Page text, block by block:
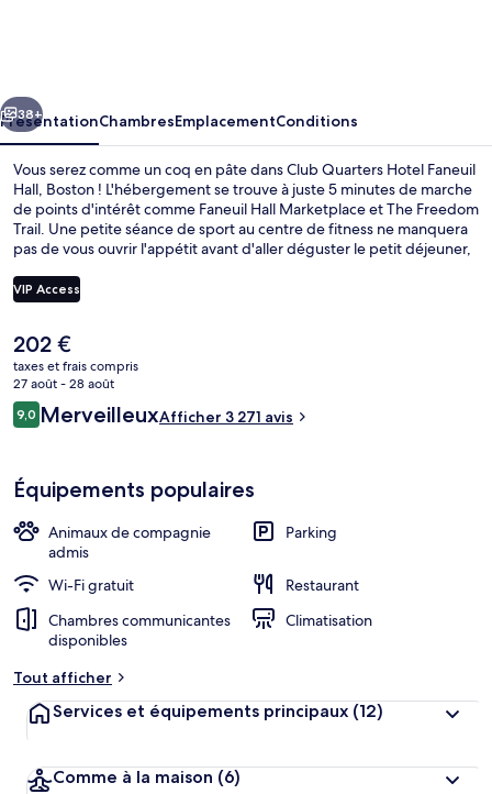
Hall,
Boston
Suivant
38+
PrésentationChambresEmplacementConditions
Vous serez comme un coq en pâte dans Club Quarters Hotel Faneuil
Hall, Boston ! L'hébergement se trouve à juste 5 minutes de marche
de points d'intérêt comme Faneuil Hall Marketplace et The Freedom
Trail. Une petite séance de sport au centre de fitness ne manquera
pas de vous ouvrir l'appétit avant d'aller déguster le petit déjeuner,
autres petits avantages de cet hébergement figurent un bar / salon
et un snack-bar/une épicerie fine. Les autres voyageurs apprécient
courte distance par rapport aux transports publics : Station de
métro State Street se situe à 4 min à pied et Station de métro
Downtown Crossing, à 5 min de marche.
VIP Access
Le
prix
actuel
est
de
202 €
taxes et frais compris
27 août - 28 août
Avis
voyageurs
9,09,0 sur 10
MerveilleuxAfficher 3 271 avis
Équipements populaires
Animaux de compagnie
admis
Parking
Wi-Fi gratuit
Restaurant
Chambres communicantes
disponibles
Climatisation
Tout afficher
Services et équipements principaux (12)
Comme à la maison (6)